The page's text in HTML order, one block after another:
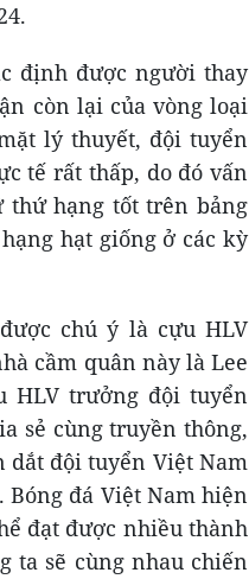
định được người thay
còn lại của vòng loại
lý thuyết, đội tuyển
tế rất thấp, do đó vấn
hạng tốt trên bảng
hạt giống ở các kỳ
chú ý là cựu HLV
cầm quân này là Lee
HLV trưởng đội tuyển
sẻ cùng truyền thông,
dắt đội tuyển Việt Nam
đá Việt Nam hiện
đạt được nhiều thành
ta sẽ cùng nhau chiến